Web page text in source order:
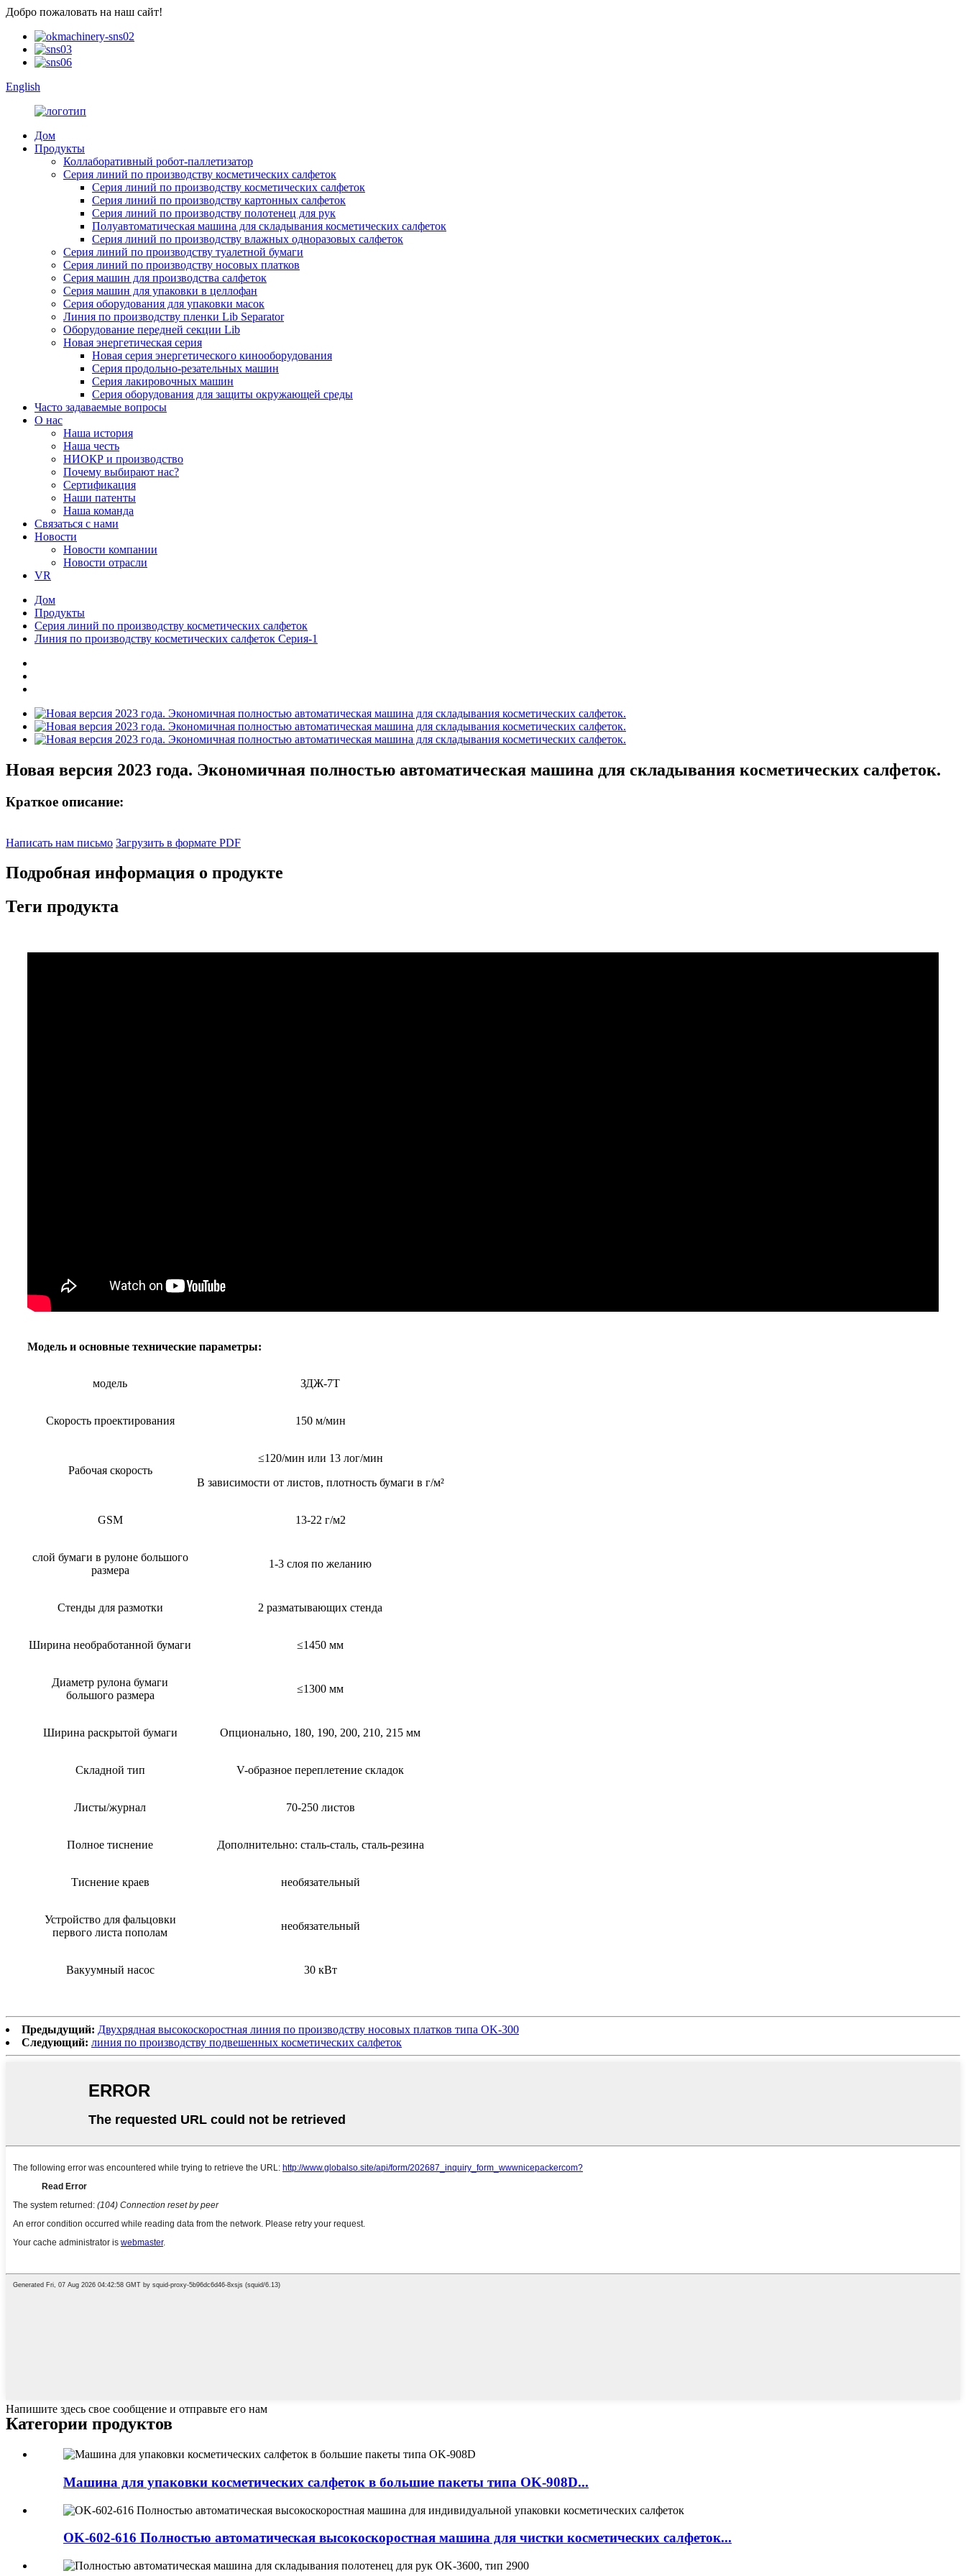
Добро пожаловать на наш сайт!
English
Дом
Продукты
Коллаборативный робот-паллетизатор
Серия линий по производству косметических салфеток
Серия линий по производству косметических салфеток
Серия линий по производству картонных салфеток
Серия линий по производству полотенец для рук
Полуавтоматическая машина для складывания косметических салфеток
Серия линий по производству влажных одноразовых салфеток
Серия линий по производству туалетной бумаги
Серия линий по производству носовых платков
Серия машин для производства салфеток
Серия машин для упаковки в целлофан
Серия оборудования для упаковки масок
Линия по производству пленки Lib Separator
Оборудование передней секции Lib
Новая энергетическая серия
Новая серия энергетического кинооборудования
Серия продольно-резательных машин
Серия лакировочных машин
Серия оборудования для защиты окружающей среды
Часто задаваемые вопросы
О нас
Наша история
Наша честь
НИОКР и производство
Почему выбирают нас?
Сертификация
Наши патенты
Наша команда
Связаться с нами
Новости
Новости компании
Новости отрасли
VR
Дом
Продукты
Серия линий по производству косметических салфеток
Линия по производству косметических салфеток Серия-1
Новая версия 2023 года. Экономичная полностью автоматическая машина для складывания косметических салфеток.
Краткое описание:
Написать нам письмо Загрузить в формате PDF
Подробная информация о продукте
Теги продукта
Модель и основные технические параметры:
модель ЗДЖ-7Т
Скорость проектирования 150 м/мин
Рабочая скорость
≤120/мин или 13 лог/мин
В зависимости от листов, плотность бумаги в г/м²
GSM 13-22 г/м2
слой бумаги в рулоне большого
размера
1-3 слоя по желанию
Стенды для размотки 2 разматывающих стенда
Ширина необработанной бумаги ≤1450 мм
Диаметр рулона бумаги
большого размера
≤1300 мм
Ширина раскрытой бумаги Опционально, 180, 190, 200, 210, 215 мм
Складной тип V-образное переплетение складок
Листы/журнал 70-250 листов
Полное тиснение Дополнительно: сталь-сталь, сталь-резина
Тиснение краев необязательный
Устройство для фальцовки
первого листа пополам
необязательный
Вакуумный насос 30 кВт
Предыдущий: Двухрядная высокоскоростная линия по производству носовых платков типа OK-300
Следующий: линия по производству подвешенных косметических салфеток
Напишите здесь свое сообщение и отправьте его нам
Категории продуктов
Машина для упаковки косметических салфеток в большие пакеты типа OK-908D...
OK-602-616 Полностью автоматическая высокоскоростная машина для чистки косметических салфеток...